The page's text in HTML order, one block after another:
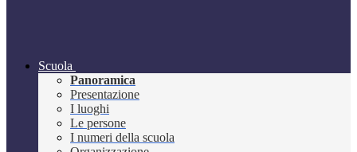
Scuola
Panoramica
Presentazione
I luoghi
Le persone
I numeri della scuola